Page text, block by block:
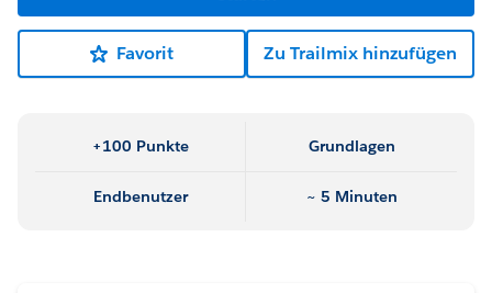
Favorit Zu Trailmix hinzufügen
+100 Punkte Grundlagen
Endbenutzer ~ 5 Minuten